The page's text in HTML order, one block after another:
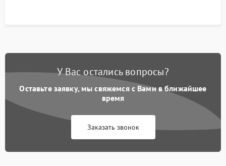
У Вас остались вопросы?
Оставьте заявку, мы свяжемся с Вами в ближайшее
время
Заказать звонок